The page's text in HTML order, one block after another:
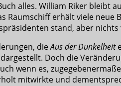
alles. William Riker bleibt
Raumschiff erhält viele
stand, aber
dieAus der Dunkelheit
Doch die
wenn es,
mitwirkte und